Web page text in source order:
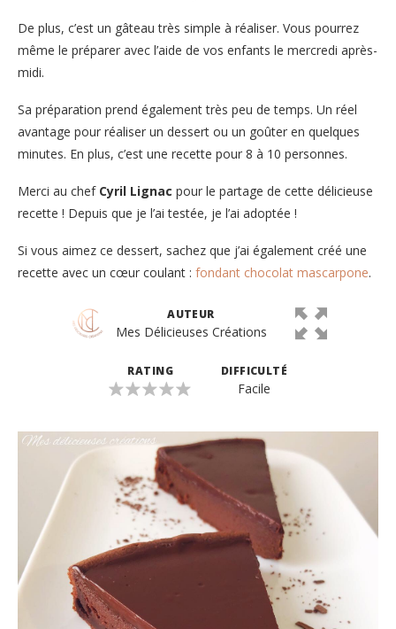
De plus, c’est un gâteau très simple à réaliser. Vous pourrez
même le préparer avec l’aide de vos enfants le mercredi après-
midi.
Sa préparation prend également très peu de temps. Un réel
avantage pour réaliser un dessert ou un goûter en quelques
minutes. En plus, c’est une recette pour 8 à 10 personnes.
Merci au chef Cyril Lignac pour le partage de cette délicieuse
recette ! Depuis que je l’ai testée, je l’ai adoptée !
Si vous aimez ce dessert, sachez que j’ai également créé une
recette avec un cœur coulant : fondant chocolat mascarpone.
AUTEUR
Mes Délicieuses Créations
RATING DIFFICULTÉ
Facile